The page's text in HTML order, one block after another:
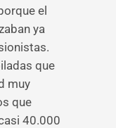
el
ya
que
muy
que
40.000